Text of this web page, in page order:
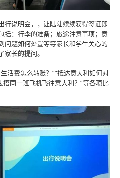
行说明会，，让陆陆续续获得签证即
括：行李的准备；旅途注意事项；意
问题如何处置等等家长和学生关心的
家长的提问。
活费怎么转账？”“抵达意大利如何对
搭同一班飞机飞往意大利？”等各项比